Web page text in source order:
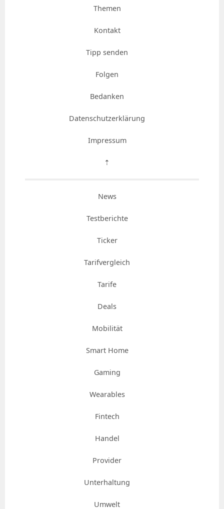
Themen
Kontakt
Tipp senden
Folgen
Bedanken
Datenschutzerklärung
Impressum
⇡
News
Testberichte
Ticker
Tarifvergleich
Tarife
Deals
Mobilität
Smart Home
Gaming
Wearables
Fintech
Handel
Provider
Unterhaltung
Umwelt